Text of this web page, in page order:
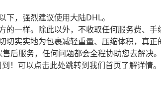
，强烈建议使用大陆DHL。
一样。除此以外，不收取任何服务费、
实实地为包裹减轻重量、压缩体积，真正
服务，任何问题都会全程协助您去解决
！可以点击此处跳转到我们首页了解详情。